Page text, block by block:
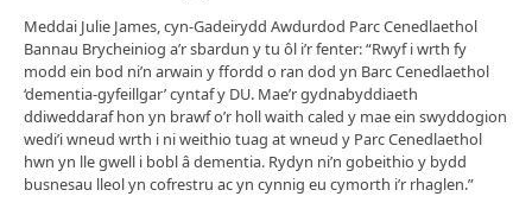
Meddai Julie James, cyn-Gadeirydd Awdurdod Parc Cenedlaethol
Bannau Brycheiniog a’r sbardun y tu ôl i’r fenter: “Rwyf i wrth fy
modd ein bod ni’n arwain y ffordd o ran dod yn Barc Cenedlaethol
‘dementia-gyfeillgar’ cyntaf y DU. Mae’r gydnabyddiaeth
ddiweddaraf hon yn brawf o’r holl waith caled y mae ein swyddogion
wedi’i wneud wrth i ni weithio tuag at wneud y Parc Cenedlaethol
hwn yn lle gwell i bobl â dementia. Rydyn ni’n gobeithio y bydd
busnesau lleol yn cofrestru ac yn cynnig eu cymorth i’r rhaglen.”